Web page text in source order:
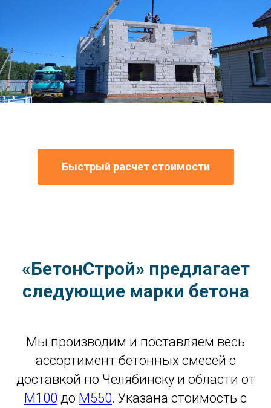
Быстрый расчет стоимости
«БетонСтрой» предлагает
следующие марки бетона
Мы производим и поставляем весь
ассортимент бетонных смесей с
доставкой по Челябинску и области от
М100 до М550. Указана стоимость с